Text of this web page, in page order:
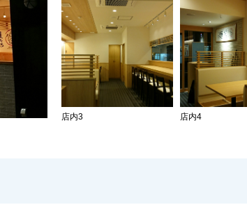
店内3 店内4